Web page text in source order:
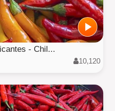
- Chil...
10,120